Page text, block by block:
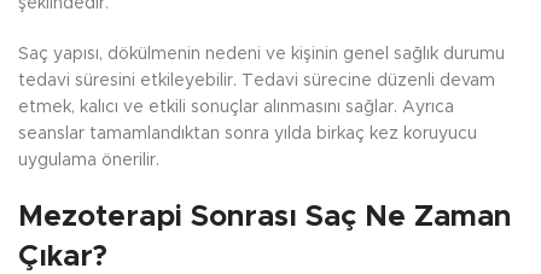
şeklindedir.
Saç yapısı, dökülmenin nedeni ve kişinin genel sağlık durumu
tedavi süresini etkileyebilir. Tedavi sürecine düzenli devam
etmek, kalıcı ve etkili sonuçlar alınmasını sağlar. Ayrıca
seanslar tamamlandıktan sonra yılda birkaç kez koruyucu
uygulama önerilir.
Mezoterapi Sonrası Saç Ne Zaman
Çıkar?